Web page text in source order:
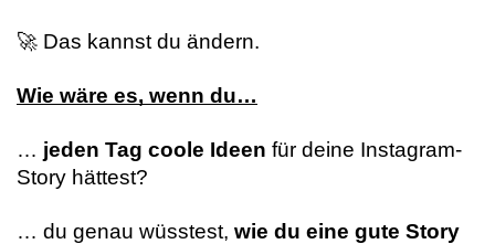
🚀 Das kannst du ändern.
Wie wäre es, wenn du…
… jeden Tag coole Ideen für deine Instagram-
Story hättest?
… du genau wüsstest, wie du eine gute Story